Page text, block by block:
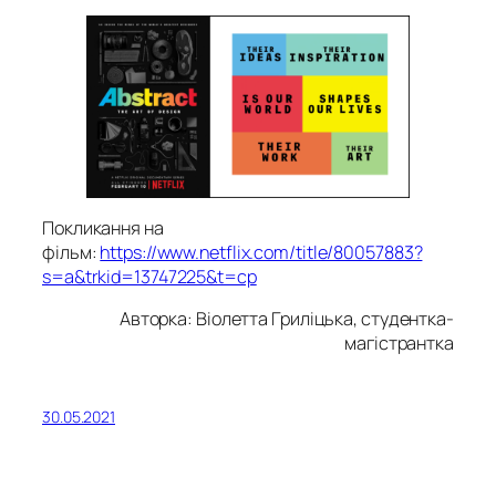
Покликання на
фільм: https://www.netflix.com/title/80057883?
s=a&trkid=13747225&t=cp
Авторка: Віолетта Гриліцька, студентка-
магістрантка
30.05.2021